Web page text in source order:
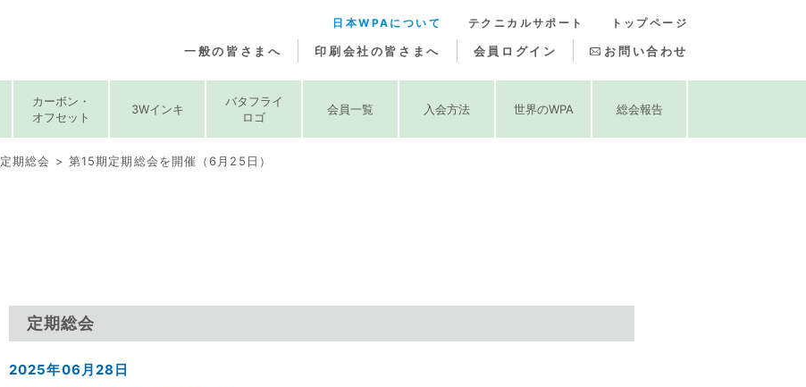
一般の皆さまへ 印刷会社の皆さまへ 会員ログイン お問い合わせ
日本WPAについて テクニカルサポート トップページ
カーボン・
オフセット
3Wインキ
バタフライ
ロゴ
会員一覧 入会方法 世界のWPA 総会報告
定期総会 第15期定期総会を開催（6月25日）
定期総会
2025年06月28日